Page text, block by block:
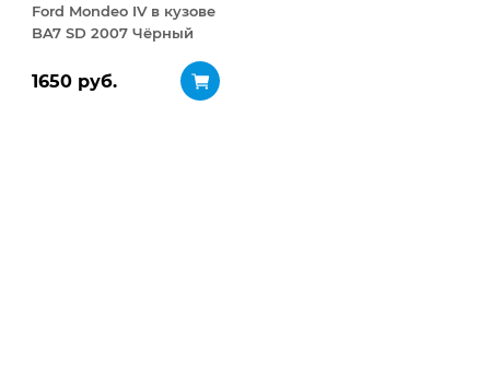
Ford Mondeo IV в кузове
BA7 SD 2007 Чёрный
1650 руб.